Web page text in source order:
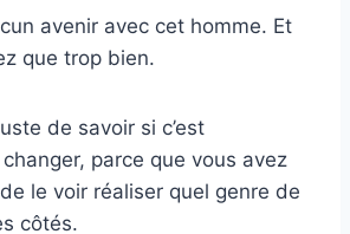
avenir avec cet homme. Et
que trop bien.
de savoir si c’est
parce que vous avez
de le voir réaliser quel genre de
côtés.